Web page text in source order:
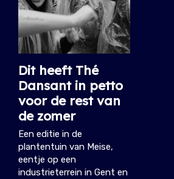
Dit heeft Thé
Dansant in petto
voor de rest van
de zomer
Een editie in de
plantentuin van Meise,
eentje op een
industrieterrein in Gent en